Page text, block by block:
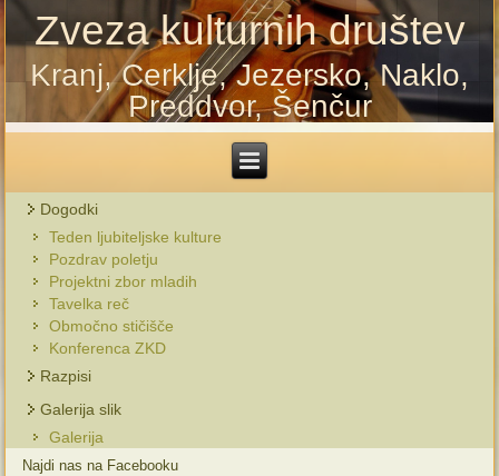
Zveza kulturnih društev
Kranj, Cerklje, Jezersko, Naklo,
Preddvor, Šenčur
Dogodki
Teden ljubiteljske kulture
Pozdrav poletju
Projektni zbor mladih
Tavelka reč
Območno stičišče
Konferenca ZKD
Razpisi
Galerija slik
Galerija
Najdi nas na Facebooku